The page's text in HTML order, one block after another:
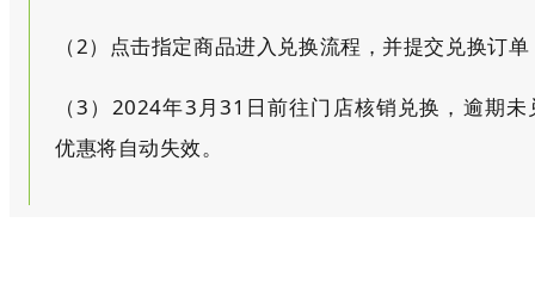
（2）点击指定商品进入兑换流程，并提交兑换订单
（3） 2024年3月31日前往门店核销兑换，逾期未
优惠将自动失效。